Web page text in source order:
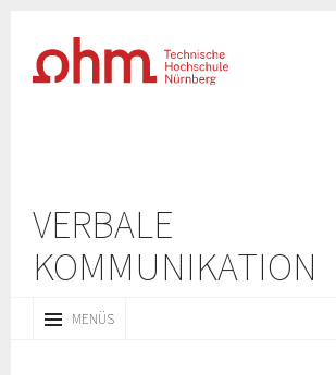
VERBALE
KOMMUNIKATION
MENÜS
INHALT